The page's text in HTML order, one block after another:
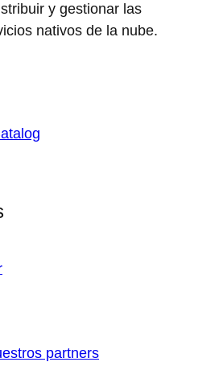
y gestionar las
nativos de la nube.
partners